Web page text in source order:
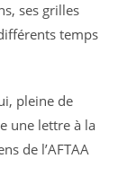
ses grilles
temps
pleine de
une lettre à la
de l’AFTAA